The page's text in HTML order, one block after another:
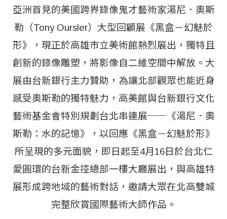
亞洲首見的美國跨界錄像鬼才藝術家湯尼．奧斯
勒（Tony Oursler）大型回顧展《黑盒－幻魅於
形》，現正於高雄市立美術館熱烈展出，獨特且
創新的錄像雕塑，將影像自二維空間中解放。大
展由台新銀行主力贊助，為讓北部觀眾也能近身
感受奧斯勒的獨特魅力，高美館與台新銀行文化
藝術基金會特別規劃台北串連展──《湯尼．奧
斯勒：水的記憶》，以回應《黑盒－幻魅於形》
所呈現的多元面貌，即日起至4月16日於台北仁
愛圓環的台新金控總部一樓大廳展出，與高雄特
展形成跨地域的藝術對話，邀請大眾在北高雙城
完整欣賞國際藝術大師作品。